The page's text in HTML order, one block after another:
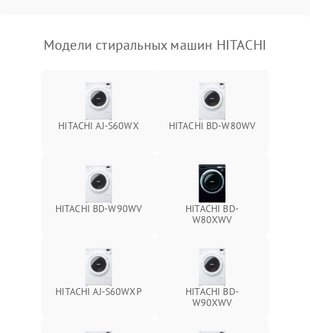
Модели стиральных машин HITACHI
HITACHI AJ-S60WX HITACHI BD-W80WV
HITACHI BD-W90WV
HITACHI BD-
W80XWV
HITACHI AJ-S60WXP
HITACHI BD-
W90XWV